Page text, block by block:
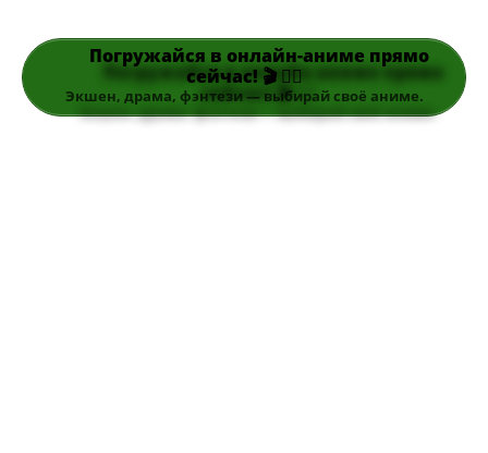
Погружайся в онлайн-аниме прямо
сейчас! 🎬 👆🏻
Экшен, драма, фэнтези — выбирай своё аниме.